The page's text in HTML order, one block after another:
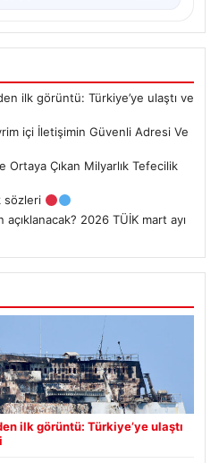
ilk görüntü: Türkiye’ye ulaştı ve
içi İletişimin Güvenli Adresi Ve
Ortaya Çıkan Milyarlık Tefecilik
sözleri
2026 TÜİK mart ayı
ilk görüntü: Türkiye’ye ulaştı